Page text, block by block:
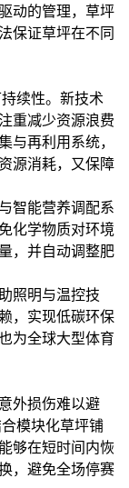
动的管理，草坪
保证草坪在不同
续性。新技术
重减少资源浪费
与再利用系统，
源消耗，又保障
智能营养调配系
化学物质对环境
，并自动调整肥
照明与温控技
，实现低碳环保
为全球大型体育
外损伤难以避
模块化草坪铺
够在短时间内恢
，避免全场停赛